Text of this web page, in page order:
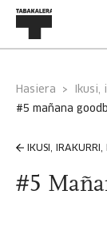
Hasiera
#5 mañana
IKUSI,
#5